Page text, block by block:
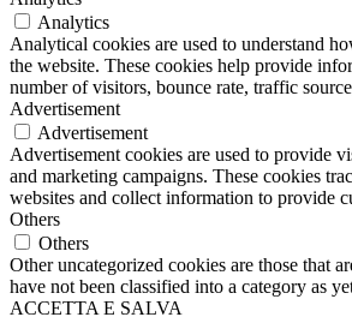
Analytics
Analytical cookies are used to understand
the website. These cookies help provide
number of visitors, bounce rate, traffic
Advertisement
Advertisement
Advertisement cookies are used to provide
and marketing campaigns. These cookies
websites and collect information to provide
Others
Others
Other uncategorized cookies are those that
have not been classified into a category as
ACCETTA E SALVA